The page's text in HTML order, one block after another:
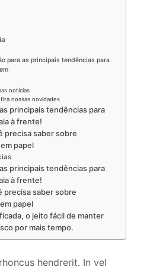
para as principais tendências para
notícias
nossas novidades
principais tendências para
à frente!
precisa saber sobre
papel
principais tendências para
à frente!
precisa saber sobre
papel
o jeito fácil de manter
por mais tempo.
hendrerit. In vel